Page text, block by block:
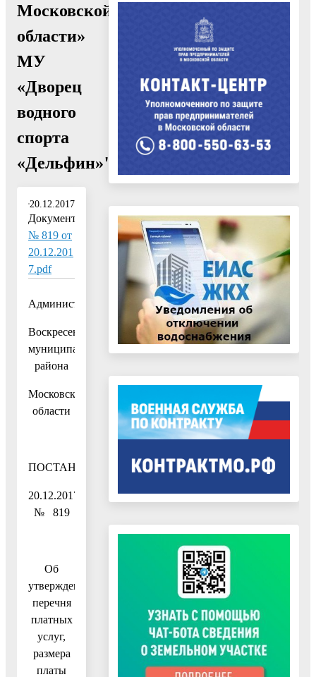
Московской
области»
МУ
«Дворец
водного
спорта
«Дельфин»"
20.12.2017
Документ:
№ 819 от
20.12.201
7.pdf
Администрация
Воскресенского
муниципального
района
Московской
области
ПОСТАНОВЛЕНИЕ
20.12.2017
№ 819
Об
утверждении
перечня
платных
услуг,
размера
платы